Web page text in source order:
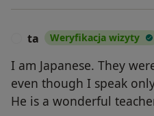
ta Weryfikacja wizyty
I am Japanese. They
even though I speak
He is a wonderful